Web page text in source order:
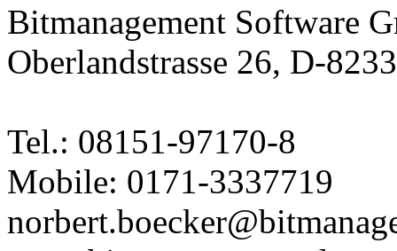
Bitmanagement Software
Oberlandstrasse 26, D-
Tel.: 08151-97170-8
Mobile: 0171-3337719